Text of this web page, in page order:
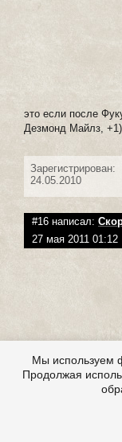
это если после
Дезмонд Майлз,
Зарегистрирован:
24.05.2010
#16 написал:
27 мая 2011 01:12
Мы используем
Продолжая